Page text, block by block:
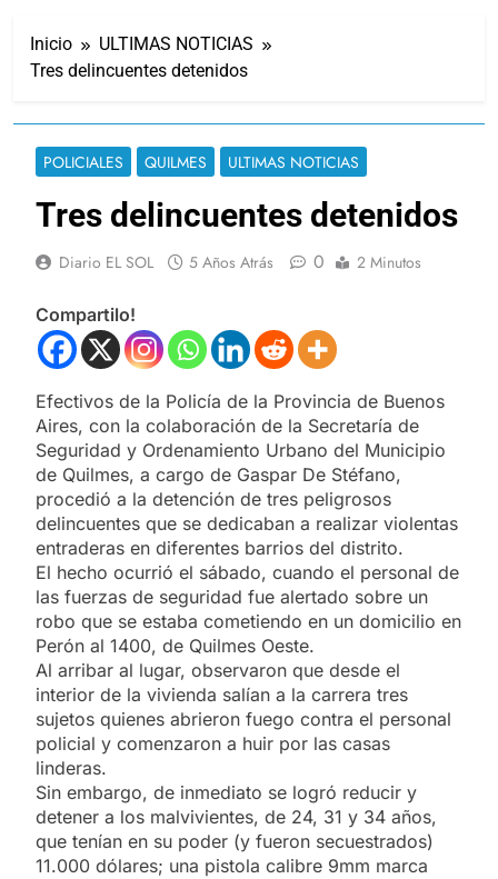
Inicio
ULTIMAS NOTICIAS
Tres delincuentes detenidos
POLICIALES QUILMES ULTIMAS NOTICIAS
Tres delincuentes detenidos
Diario EL SOL 5 Años Atrás 0 2 Minutos
Compartilo!
Efectivos de la Policía de la Provincia de Buenos
Aires, con la colaboración de la Secretaría de
Seguridad y Ordenamiento Urbano del Municipio
de Quilmes, a cargo de Gaspar De Stéfano,
procedió a la detención de tres peligrosos
delincuentes que se dedicaban a realizar violentas
entraderas en diferentes barrios del distrito.
El hecho ocurrió el sábado, cuando el personal de
las fuerzas de seguridad fue alertado sobre un
robo que se estaba cometiendo en un domicilio en
Perón al 1400, de Quilmes Oeste.
Al arribar al lugar, observaron que desde el
interior de la vivienda salían a la carrera tres
sujetos quienes abrieron fuego contra el personal
policial y comenzaron a huir por las casas
linderas.
Sin embargo, de inmediato se logró reducir y
detener a los malvivientes, de 24, 31 y 34 años,
que tenían en su poder (y fueron secuestrados)
11.000 dólares; una pistola calibre 9mm marca